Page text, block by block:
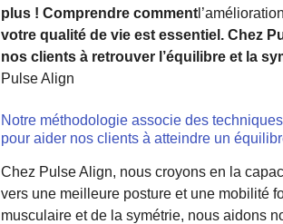
plus ! Comprendre comment
votre qualité de vie est essentiel. Chez
nos clients à retrouver l’équilibre et la
Pulse Align
Notre méthodologie associe des
pour aider nos clients à atteindre un
Chez Pulse Align, nous croyons en la
vers une meilleure posture et une mobilité
musculaire et de la symétrie, nous aidons